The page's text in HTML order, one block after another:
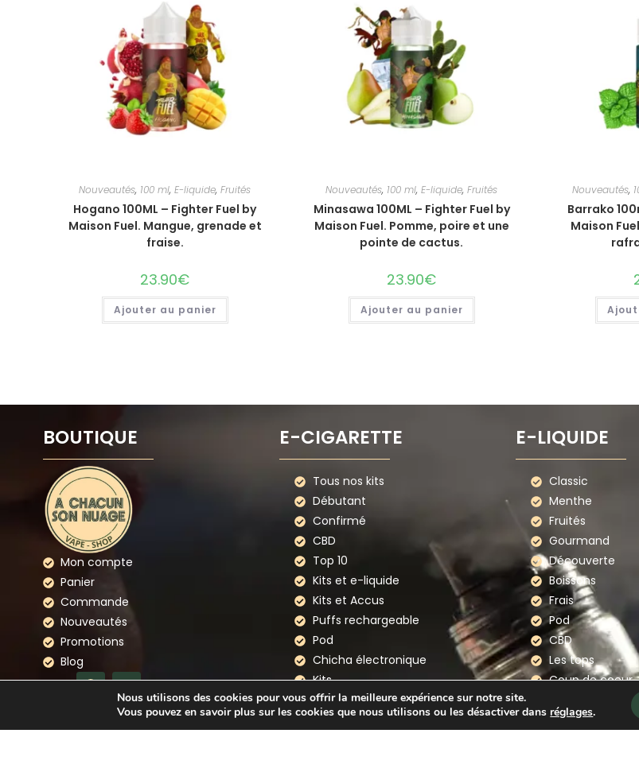
Nouveautés, 100 ml, E-liquide, Fruités
Hogano 100ML – Fighter Fuel by
Maison Fuel. Mangue, grenade et
fraise.
23.90€
Ajouter au panier
Nouveautés, 100 ml, E-liquide, Fruités
Minasawa 100ML – Fighter Fuel by
Maison Fuel. Pomme, poire et une
pointe de cactus.
23.90€
Ajouter au panier
Nouveautés,
Barrako
Maison
BOUTIQUE
Mon compte
Panier
Commande
Nouveautés
Promotions
Blog
NOUS CONTACTER
E-CIGARETTE
Tous nos kits
Débutant
Confirmé
CBD
Top 10
Kits et e-liquide
Kits et Accus
Puffs rechargeable
Pod
Chicha électronique
Kits
Cigarette electronique
Nos marques
E-LIQUIDE
Classic
Menthe
Fruités
Gourmand
Découverte
Boissons
Frais
Pod
CBD
Les tops
Coup de coeur
Nous utilisons des cookies pour vous offrir la meilleure expérience sur notre site.
Vous pouvez en savoir plus sur les cookies que nous utilisons ou les désactiver dans réglages.